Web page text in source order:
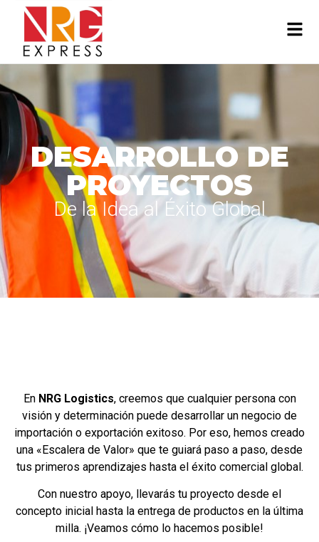
DESARROLLO DE
PROYECTOS
De la Idea al Éxito Global
En NRG Logistics, creemos que cualquier persona con
visión y determinación puede desarrollar un negocio de
importación o exportación exitoso. Por eso, hemos creado
una «Escalera de Valor» que te guiará paso a paso, desde
tus primeros aprendizajes hasta el éxito comercial global.
Con nuestro apoyo, llevarás tu proyecto desde el
concepto inicial hasta la entrega de productos en la última
milla. ¡Veamos cómo lo hacemos posible!